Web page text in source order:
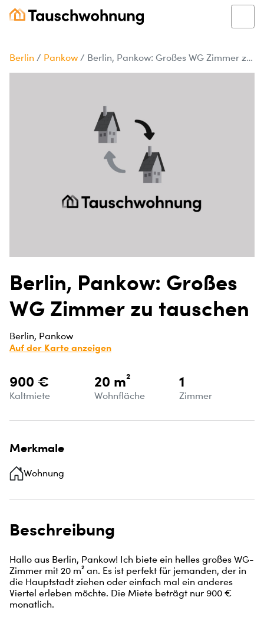
Berlin / Pankow / Berlin, Pankow: Großes WG Zimmer zu tauschen
Berlin, Pankow: Großes
WG Zimmer zu tauschen
Berlin, Pankow
Auf der Karte anzeigen
900 €
Kaltmiete
20 m²
Wohnfläche
1
Zimmer
Merkmale
Wohnung
Beschreibung
Hallo aus Berlin, Pankow! Ich biete ein helles großes WG-
Zimmer mit 20 m² an. Es ist perfekt für jemanden, der in
die Hauptstadt ziehen oder einfach mal ein anderes
Viertel erleben möchte. Die Miete beträgt nur 900 €
monatlich.